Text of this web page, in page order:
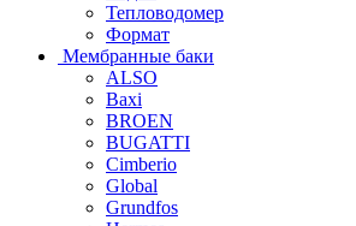
Тепловодомер
Формат
Мембранные баки
ALSO
Baxi
BROEN
BUGATTI
Cimberio
Global
Grundfos